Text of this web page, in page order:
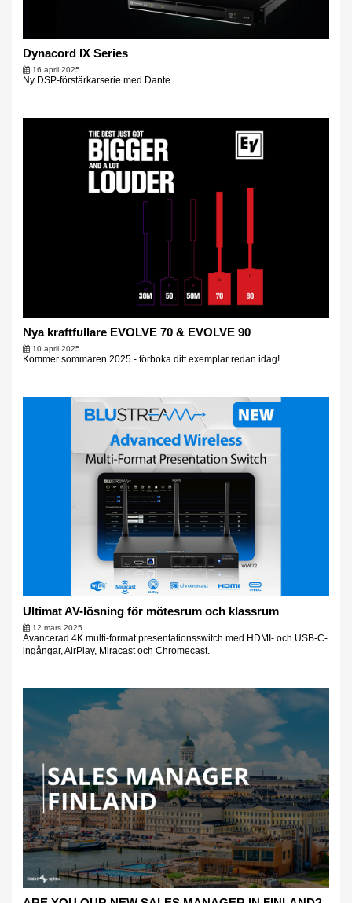
Dynacord IX Series
16 april 2025
Ny DSP-förstärkarserie med Dante.
Nya kraftfullare EVOLVE 70 & EVOLVE 90
10 april 2025
Kommer sommaren 2025 - förboka ditt exemplar redan idag!
Ultimat AV-lösning för mötesrum och klassrum
12 mars 2025
Avancerad 4K multi-format presentationsswitch med HDMI- och USB-C-
ingångar, AirPlay, Miracast och Chromecast.